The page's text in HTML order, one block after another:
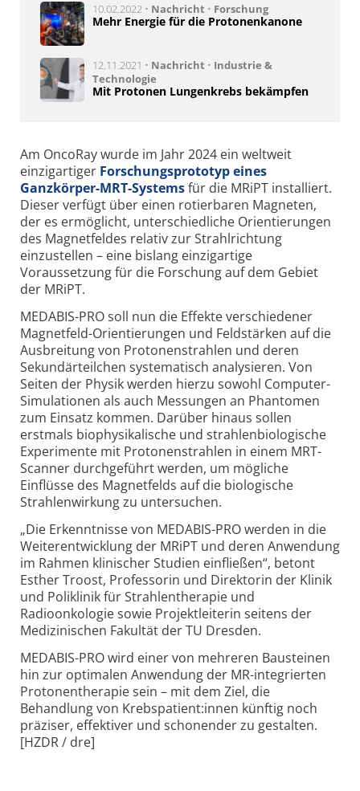
10.02.2022 • Nachricht • Forschung
Mehr Energie für die Protonenkanone
12.11.2021 • Nachricht • Industrie &
Technologie
Mit Protonen Lungenkrebs bekämpfen
Am OncoRay wurde im Jahr 2024 ein weltweit
einzigartiger Forschungsprototyp eines
Ganzkörper-MRT-Systemsfür die MRiPT installiert.
Dieser verfügt über einen rotierbaren Magneten,
der es ermöglicht, unterschiedliche Orientierungen
des Magnetfeldes relativ zur Strahlrichtung
einzustellen – eine bislang einzigartige
Voraussetzung für die Forschung auf dem Gebiet
der MRiPT.
MEDABIS-PRO soll nun die Effekte verschiedener
Mag­net­feld-Orien­tie­rung­en und Feldstärken auf die
Ausbreitung von Protonenstrahlen und deren
Sekundärteilchen systematisch analysieren. Von
Seiten der Physik werden hierzu sowohl Computer-
Simulationen als auch Messungen an Phantomen
zum Einsatz kommen. Darüber hinaus sollen
erstmals biophysikalische und strahlenbiologische
Experimente mit Protonenstrahlen in einem MRT-
Scanner durchgeführt werden, um mögliche
Einflüsse des Magnetfelds auf die biologische
Strahlenwirkung zu untersuchen.
„Die Erkenntnisse von MEDABIS-PRO werden in die
Weiterentwicklung der MRiPT und deren Anwendung
im Rahmen klinischer Studien einfließen“, betont
Esther Troost, Professorin und Direktorin der Klinik
und Poliklinik für Strahlentherapie und
Radioonkologie sowie Projektleiterin seitens der
Medizinischen Fakultät der TU Dresden.
MEDABIS-PRO wird einer von mehreren Bausteinen
hin zur optimalen Anwendung der MR-integrierten
Protonentherapie sein – mit dem Ziel, die
Behandlung von Krebspatient:innen künftig noch
präziser, effektiver und schonender zu gestalten.
[HZDR / dre]